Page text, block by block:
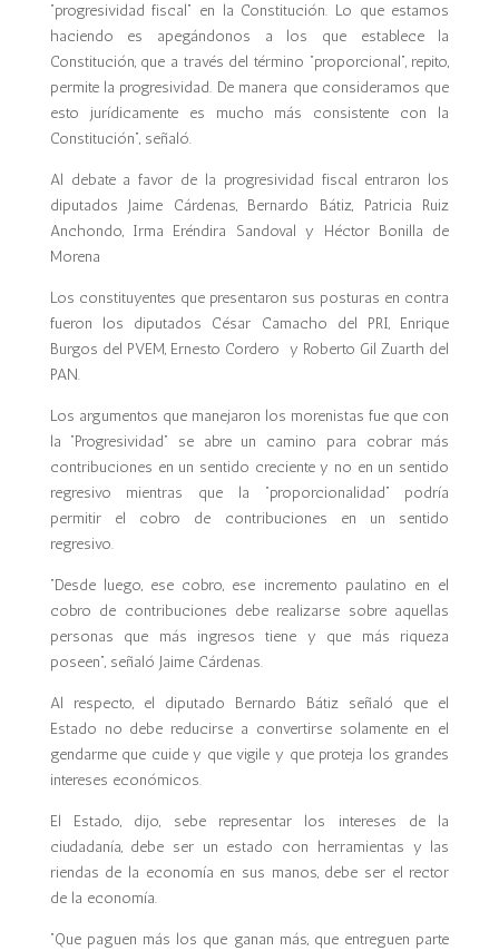
“progresividad fiscal” en la Constitución. Lo que estamos
haciendo es apegándonos a los que establece la
Constitución, que a través del término “proporcional”, repito,
permite la progresividad. De manera que consideramos que
esto jurídicamente es mucho más consistente con la
Constitución”, señaló.
Al debate a favor de la progresividad fiscal entraron los
diputados Jaime Cárdenas, Bernardo Bátiz, Patricia Ruiz
Anchondo, Irma Eréndira Sandoval y Héctor Bonilla de
Morena
Los constituyentes que presentaron sus posturas en contra
fueron los diputados César Camacho del PRI, Enrique
Burgos del PVEM, Ernesto Cordero y Roberto Gil Zuarth del
PAN.
Los argumentos que manejaron los morenistas fue que con
la “Progresividad” se abre un camino para cobrar más
contribuciones en un sentido creciente y no en un sentido
regresivo mientras que la “proporcionalidad” podría
permitir el cobro de contribuciones en un sentido
regresivo.
“Desde luego, ese cobro, ese incremento paulatino en el
cobro de contribuciones debe realizarse sobre aquellas
personas que más ingresos tiene y que más riqueza
poseen”, señaló Jaime Cárdenas.
Al respecto, el diputado Bernardo Bátiz señaló que el
Estado no debe reducirse a convertirse solamente en el
gendarme que cuide y que vigile y que proteja los grandes
intereses económicos.
El Estado, dijo, sebe representar los intereses de la
ciudadanía, debe ser un estado con herramientas y las
riendas de la economía en sus manos, debe ser el rector
de la economía.
“Que paguen más los que ganan más, que entreguen parte